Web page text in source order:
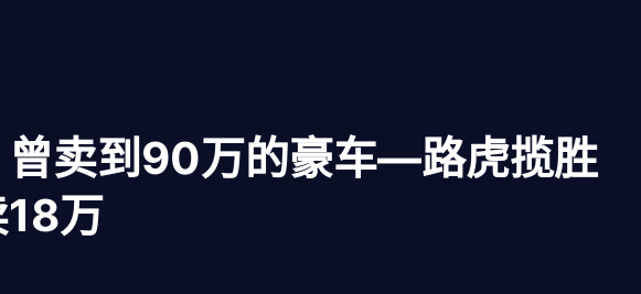
曾卖到90万的豪车—路虎揽胜
万